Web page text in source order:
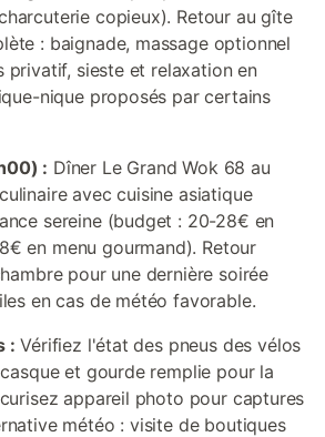
copieux). Retour au gîte
: baignade, massage optionnel
privatif, sieste et relaxation en
nique proposés par certains
: Dîner Le Grand Wok 68 au
avec cuisine asiatique
sereine (budget : 20-28€ en
en menu gourmand). Retour
pour une dernière soirée
en cas de météo favorable.
: Vérifiez l'état des pneus des vélos
et gourde remplie pour la
appareil photo pour captures
météo : visite de boutiques